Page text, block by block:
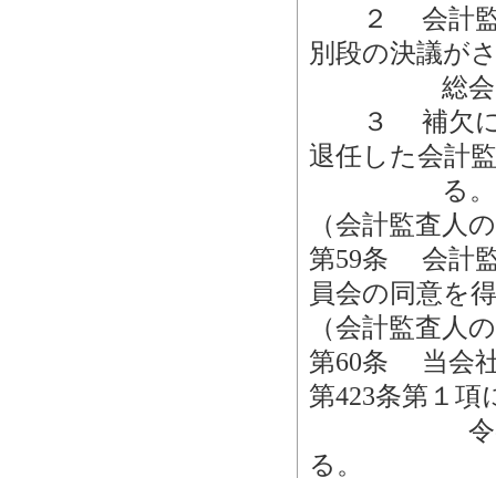
２ 会計監査
別段の決議が
総会にお
３ 補欠によ
退任した会計
る。
（会計監査人
第59条 会計監
員会の同意を
（会計監査人
第60条 当会
第423条第１
令の限度
る。